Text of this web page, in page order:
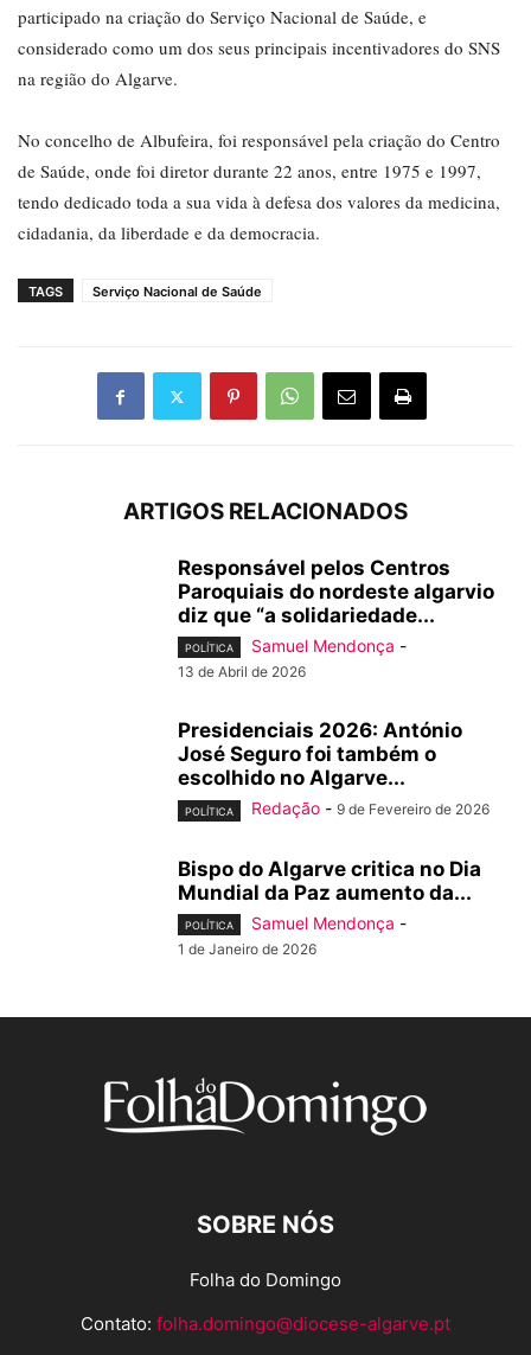
participado na criação do Serviço Nacional de Saúde, e
considerado como um dos seus principais incentivadores do SNS
na região do Algarve.
No concelho de Albufeira, foi responsável pela criação do Centro
de Saúde, onde foi diretor durante 22 anos, entre 1975 e 1997,
tendo dedicado toda a sua vida à defesa dos valores da medicina,
cidadania, da liberdade e da democracia.
TAGS Serviço Nacional de Saúde
ARTIGOS RELACIONADOS
Responsável pelos Centros
Paroquiais do nordeste algarvio
diz que “a solidariedade...
POLÍTICA Samuel Mendonça -
13 de Abril de 2026
Presidenciais 2026: António
José Seguro foi também o
escolhido no Algarve...
POLÍTICA Redação - 9 de Fevereiro de 2026
Bispo do Algarve critica no Dia
Mundial da Paz aumento da...
POLÍTICA Samuel Mendonça -
1 de Janeiro de 2026
SOBRE NÓS
Folha do Domingo
Contato: folha.domingo@diocese-algarve.pt